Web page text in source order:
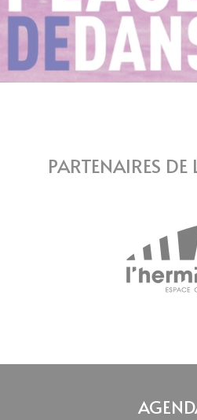
PARTENAIRES DE